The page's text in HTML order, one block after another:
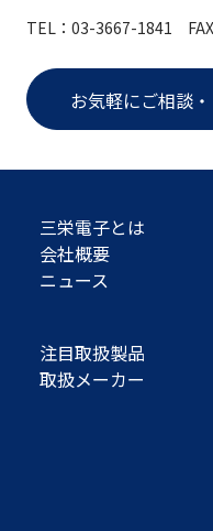
TEL：03-3667-1841
お気軽にご相談
三栄電子とは
会社概要
ニュース
注目取扱製品
取扱メーカー